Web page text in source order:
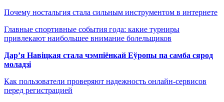
Почему ностальгия стала сильным инструментом в интернете
Главные спортивные события года: какие турниры
привлекают наибольшее внимание болельщиков
Дар’я Навіцкая стала чэмпіёнкай Еўропы па самба сярод
моладзі
Как пользователи проверяют надежность онлайн-сервисов
перед регистрацией